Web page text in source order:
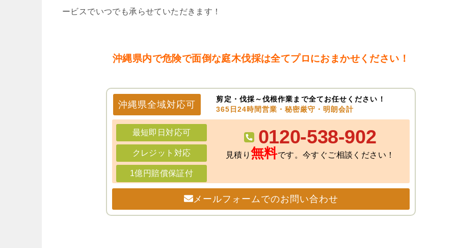
ービスでいつでも承らせていただきます！
沖縄県内で危険で面倒な庭木伐採は全てプロにおまかせください！
沖縄県全域対応可
剪定・伐採～伐根作業まで全てお任せください！
365日24時間営業・秘密厳守・明朗会計
最短即日対応可
クレジット対応
1億円賠償保証付
0120-538-902
見積り 無料です。今すぐご相談ください！
メールフォームでのお問い合わせ